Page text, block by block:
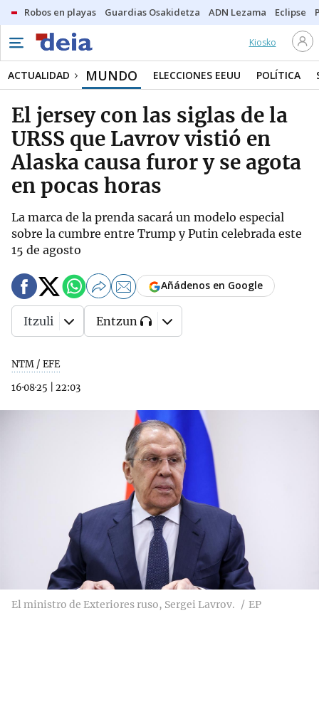
Robos en playas Guardias Osakidetza ADN Lezama Eclipse
Kiosko
ACTUALIDAD MUNDO ELECCIONES EEUU POLÍTICA
El jersey con las siglas de la
URSS que Lavrov vistió en
Alaska causa furor y se agota
en pocas horas
La marca de la prenda sacará un modelo especial
sobre la cumbre entre Trump y Putin celebrada este
15 de agosto
NTM / EFE
16·08·25
22:03
Añádenos en Google
Itzuli Entzun
El ministro de Exteriores ruso, Sergei Lavrov. EP